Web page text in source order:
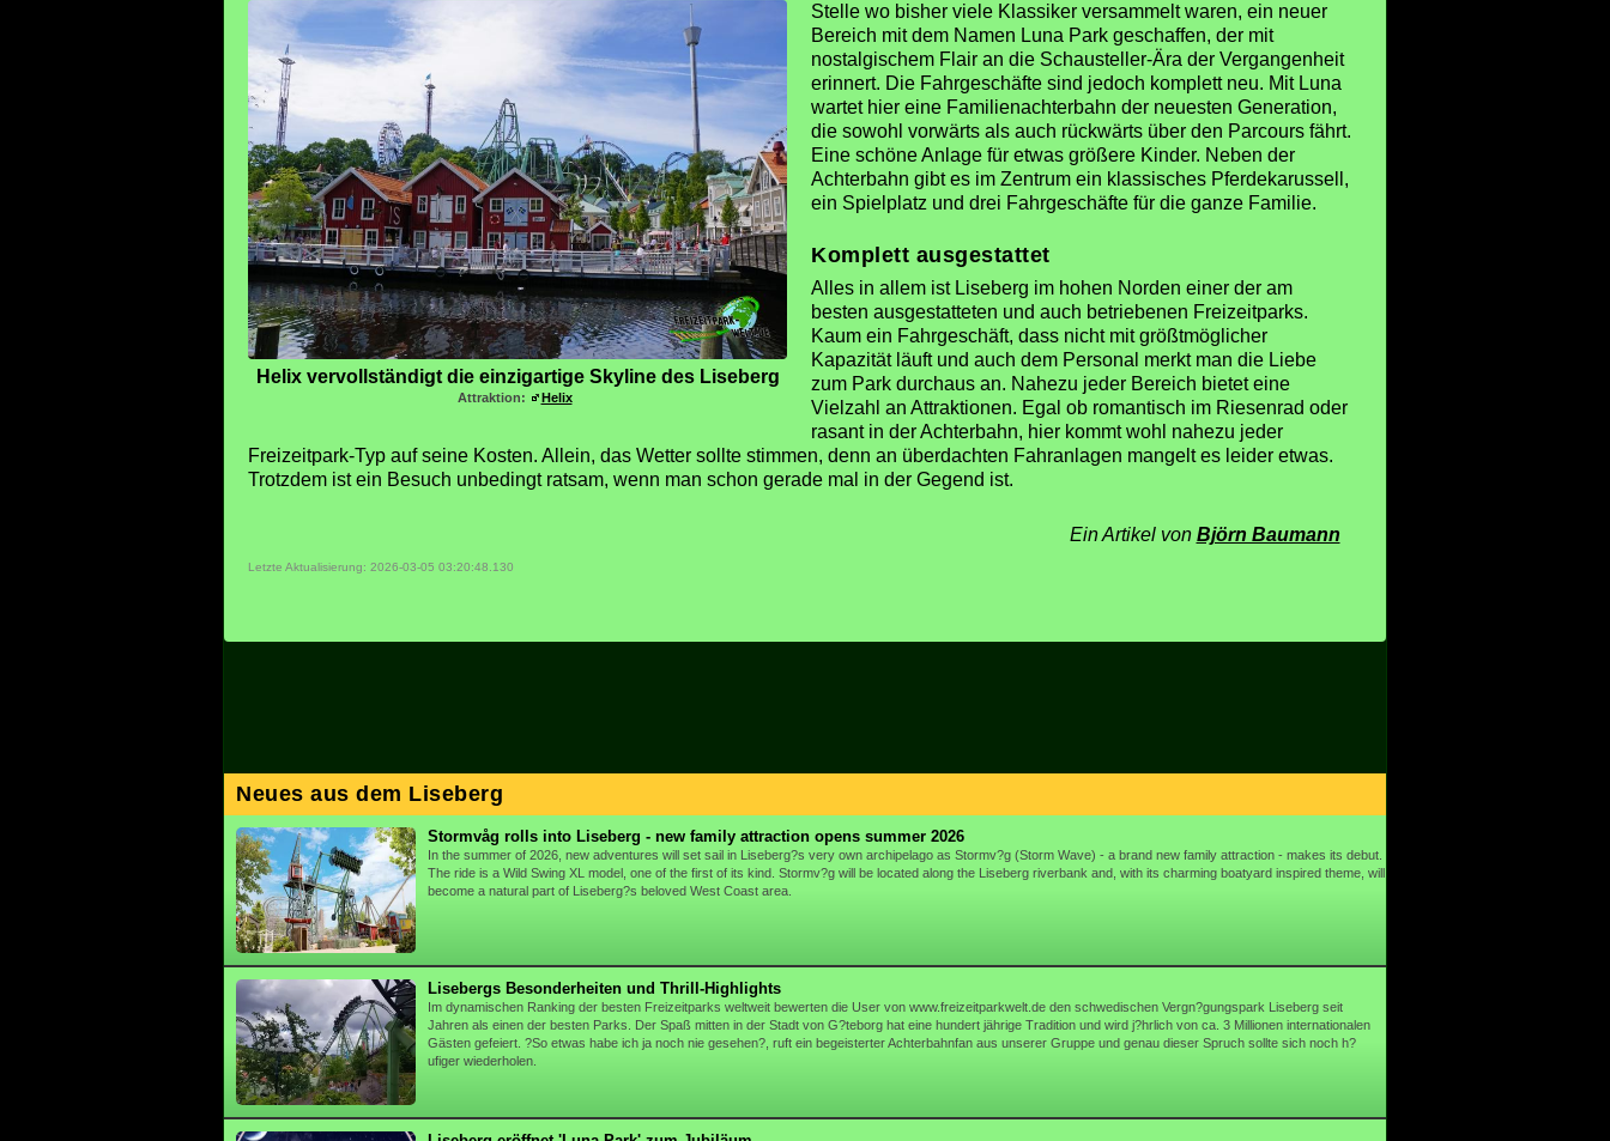
Helix vervollständigt die einzigartige Skyline des Liseberg
Attraktion: Helix
Stelle wo bisher viele Klassiker versammelt waren, ein neuer
Bereich mit dem Namen Luna Park geschaffen, der mit
nostalgischem Flair an die Schausteller-Ära der Vergangenheit
erinnert. Die Fahrgeschäfte sind jedoch komplett neu. Mit Luna
wartet hier eine Familienachterbahn der neuesten Generation,
die sowohl vorwärts als auch rückwärts über den Parcours fährt.
Eine schöne Anlage für etwas größere Kinder. Neben der
Achterbahn gibt es im Zentrum ein klassisches Pferdekarussell,
ein Spielplatz und drei Fahrgeschäfte für die ganze Familie.
Komplett ausgestattet
Alles in allem ist Liseberg im hohen Norden einer der am
besten ausgestatteten und auch betriebenen Freizeitparks.
Kaum ein Fahrgeschäft, dass nicht mit größtmöglicher
Kapazität läuft und auch dem Personal merkt man die Liebe
zum Park durchaus an. Nahezu jeder Bereich bietet eine
Vielzahl an Attraktionen. Egal ob romantisch im Riesenrad oder
rasant in der Achterbahn, hier kommt wohl nahezu jeder
Freizeitpark-Typ auf seine Kosten. Allein, das Wetter sollte stimmen, denn an überdachten Fahranlagen mangelt es leider etwas.
Trotzdem ist ein Besuch unbedingt ratsam, wenn man schon gerade mal in der Gegend ist.
Ein Artikel von Björn Baumann
Letzte Aktualisierung: 2026-03-05 03:20:48.130
Neues aus dem Liseberg
Stormvåg rolls into Liseberg - new family attraction opens summer 2026
In the summer of 2026, new adventures will set sail in Liseberg?s very own archipelago as Stormv?g (Storm Wave) - a brand new family attraction - makes its debut.
The ride is a Wild Swing XL model, one of the first of its kind. Stormv?g will be located along the Liseberg riverbank and, with its charming boatyard inspired theme, will
become a natural part of Liseberg?s beloved West Coast area.
Lisebergs Besonderheiten und Thrill-Highlights
Im dynamischen Ranking der besten Freizeitparks weltweit bewerten die User von www.freizeitparkwelt.de den schwedischen Vergn?gungspark Liseberg seit
Jahren als einen der besten Parks. Der Spaß mitten in der Stadt von G?teborg hat eine hundert jährige Tradition und wird j?hrlich von ca. 3 Millionen internationalen
Gästen gefeiert. ?So etwas habe ich ja noch nie gesehen?, ruft ein begeisterter Achterbahnfan aus unserer Gruppe und genau dieser Spruch sollte sich noch h?
ufiger wiederholen.